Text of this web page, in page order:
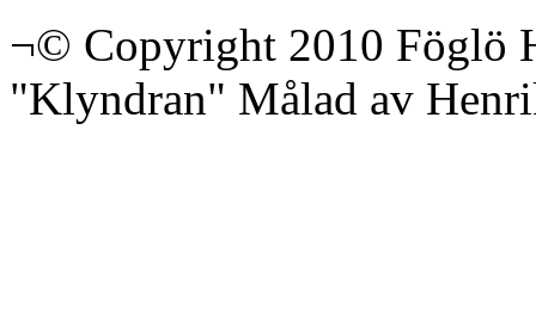
¬© Copyright 2010 Föglö
"Klyndran" Målad av